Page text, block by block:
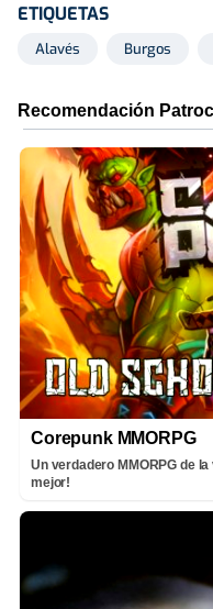
ETIQUETAS
Alavés Burgos
Corepunk MMORPG
Un verdadero MMORPG de
mejor!